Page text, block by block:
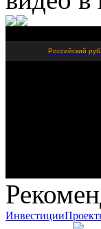
Российский
Инвестиции